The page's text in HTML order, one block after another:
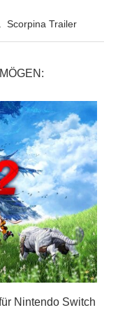
Scorpina Trailer
Nintendo Switch